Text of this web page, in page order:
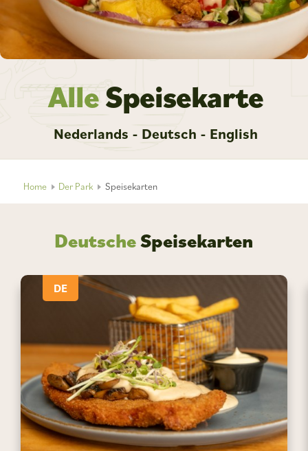
AlleSpeisekarte
Nederlands - Deutsch - English
Home Der Park Speisekarten
DeutscheSpeisekarten
DE